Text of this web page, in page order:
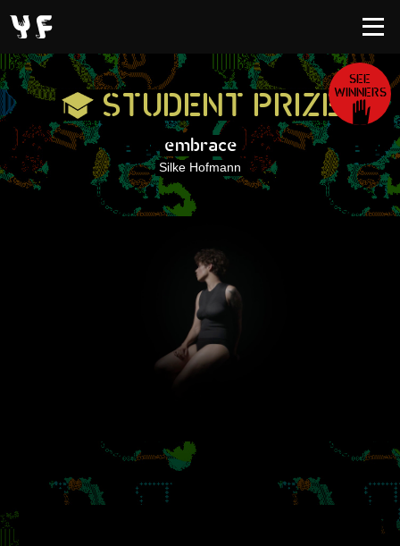
SEE
WINNERS
STUDENT PRIZE
embrace
Silke Hofmann